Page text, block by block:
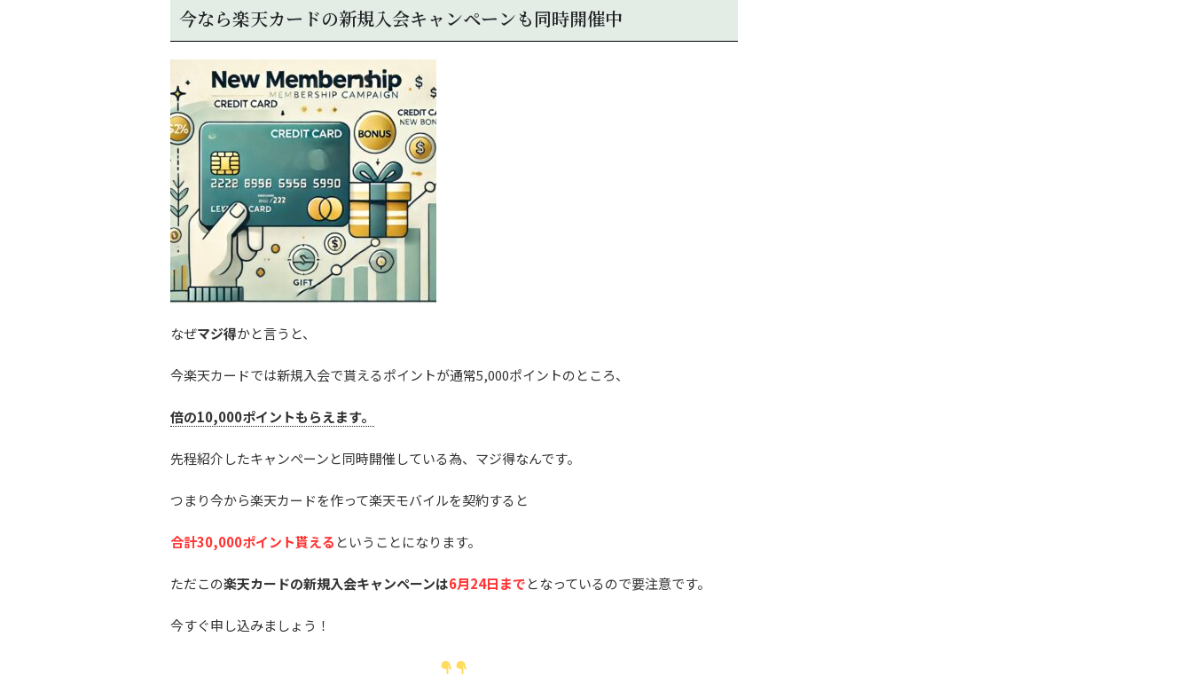
今なら楽天カードの新規入会キャンペーンも同時開催中
なぜマジ得かと言うと、
今楽天カードでは新規入会で貰えるポイントが通常5,000ポイントのところ、
倍の10,000ポイントもらえます。
先程紹介したキャンペーンと同時開催している為、マジ得なんです。
つまり今から楽天カードを作って楽天モバイルを契約すると
合計30,000ポイント貰える ということになります。
ただこの楽天カードの新規入会キャンペーンは6月24日までとなっているので要注意です。
今すぐ申し込みましょう！